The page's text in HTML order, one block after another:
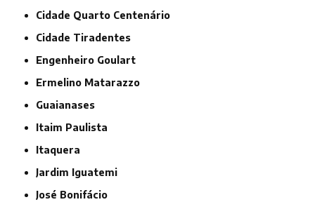
Cidade Quarto Centenário
Cidade Tiradentes
Engenheiro Goulart
Ermelino Matarazzo
Guaianases
Itaim Paulista
Itaquera
Jardim Iguatemi
José Bonifácio